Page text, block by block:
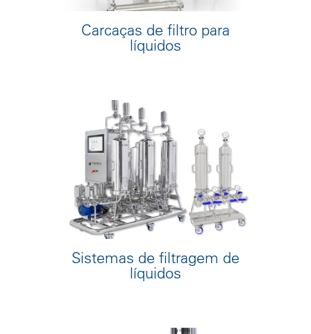
Carcaças de filtro para
líquidos
Sistemas de filtragem de
líquidos